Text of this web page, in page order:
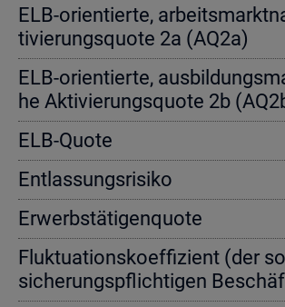
ELB-ori­en­tier­te,
ti­vie­rungs­quo­te 2a (AQ2a)
ELB-ori­en­tier­te,
he Ak­ti­vie­rungs­quo­te 2b
ELB-Quote
Ent­las­sungs­ri­si­ko
Er­werbs­tä­ti­gen­quo­te
Fluk­tua­ti­ons­ko­ef­fi­zi­ent (der
si­che­rungs­pflich­ti­gen